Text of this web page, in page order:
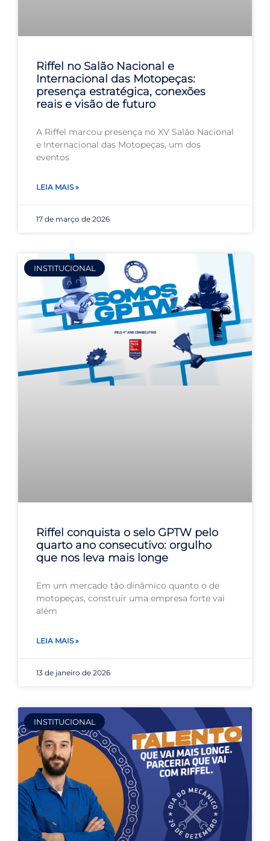
Riffel no Salão Nacional e
Internacional das Motopeças:
presença estratégica, conexões
reais e visão de futuro
A Riffel marcou presença no XV Salão Nacional
e Internacional das Motopeças, um dos
eventos
LEIA MAIS »
17 de março de 2026
INSTITUCIONAL
Riffel conquista o selo GPTW pelo
quarto ano consecutivo: orgulho
que nos leva mais longe
Em um mercado tão dinâmico quanto o de
motopeças, construir uma empresa forte vai
além
LEIA MAIS »
13 de janeiro de 2026
INSTITUCIONAL